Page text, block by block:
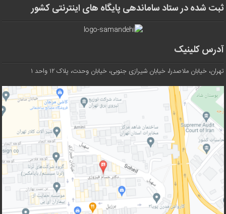
ثبت شده در ستاد ساماندهی پایگاه های اینترنتی کشور
آدرس کلینیک
تهران، خیابان ملاصدرا، خیابان شیرازی جنوبی، خیابان وحدت، پلاک ۱۲ واحد ۱